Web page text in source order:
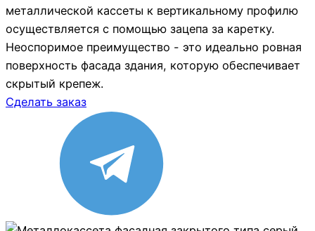
металлической кассеты к вертикальному профилю
осуществляется с помощью зацепа за каретку.
Неоспоримое преимущество - это идеально ровная
поверхность фасада здания, которую обеспечивает
скрытый крепеж.
Сделать заказ